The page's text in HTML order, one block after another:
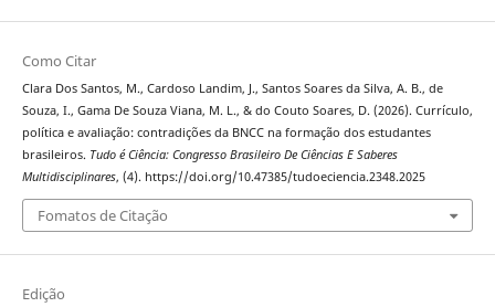
Como Citar
Clara Dos Santos, M., Cardoso Landim, J., Santos Soares da Silva, A. B., de
Souza, I., Gama De Souza Viana, M. L., & do Couto Soares, D. (2026). Currículo,
política e avaliação: contradições da BNCC na formação dos estudantes
brasileiros. Tudo é Ciência: Congresso Brasileiro De Ciências E Saberes
Multidisciplinares, (4). https://doi.org/10.47385/tudoeciencia.2348.2025
Fomatos de Citação
Edição